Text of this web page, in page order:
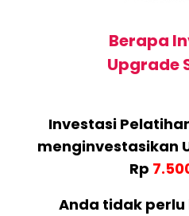
Berapa
Upgrade
Investasi
menginvestasikan
Rp
Anda tidak